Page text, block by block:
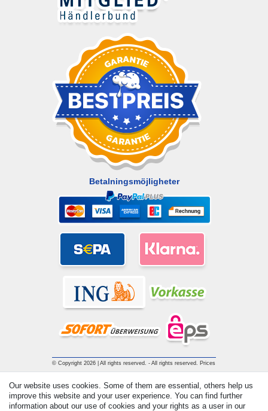
Betalningsmöjligheter
© Copyright 2026 | All rights reserved. - All rights reserved. Prices
incl. VAT. 19% VAT Basic prices see article detail | * Applies to
deliveries to the UK!
Our website uses cookies. Some of them are essential, others help us
improve this website and your user experience. You can find further
information about our use of cookies and your rights as a user in our